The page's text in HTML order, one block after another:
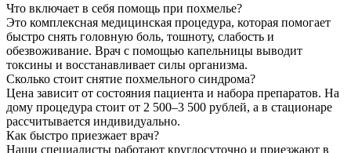
Что включает в себя помощь при похмелье?
Это комплексная медицинская процедура, которая помогает
быстро снять головную боль, тошноту, слабость и
обезвоживание. Врач с помощью капельницы выводит
токсины и восстанавливает силы организма.
Сколько стоит снятие похмельного синдрома?
Цена зависит от состояния пациента и набора препаратов. На
дому процедура стоит от 2 500–3 500 рублей, а в стационаре
рассчитывается индивидуально.
Как быстро приезжает врач?
Наши специалисты работают круглосуточно и приезжают в